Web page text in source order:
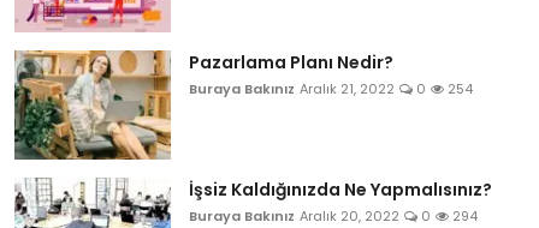
Pazarlama Planı Nedir?
Buraya Bakınız Aralık 21, 2022 0 254
İşsiz Kaldığınızda Ne Yapmalısınız?
Buraya Bakınız Aralık 20, 2022 0 294